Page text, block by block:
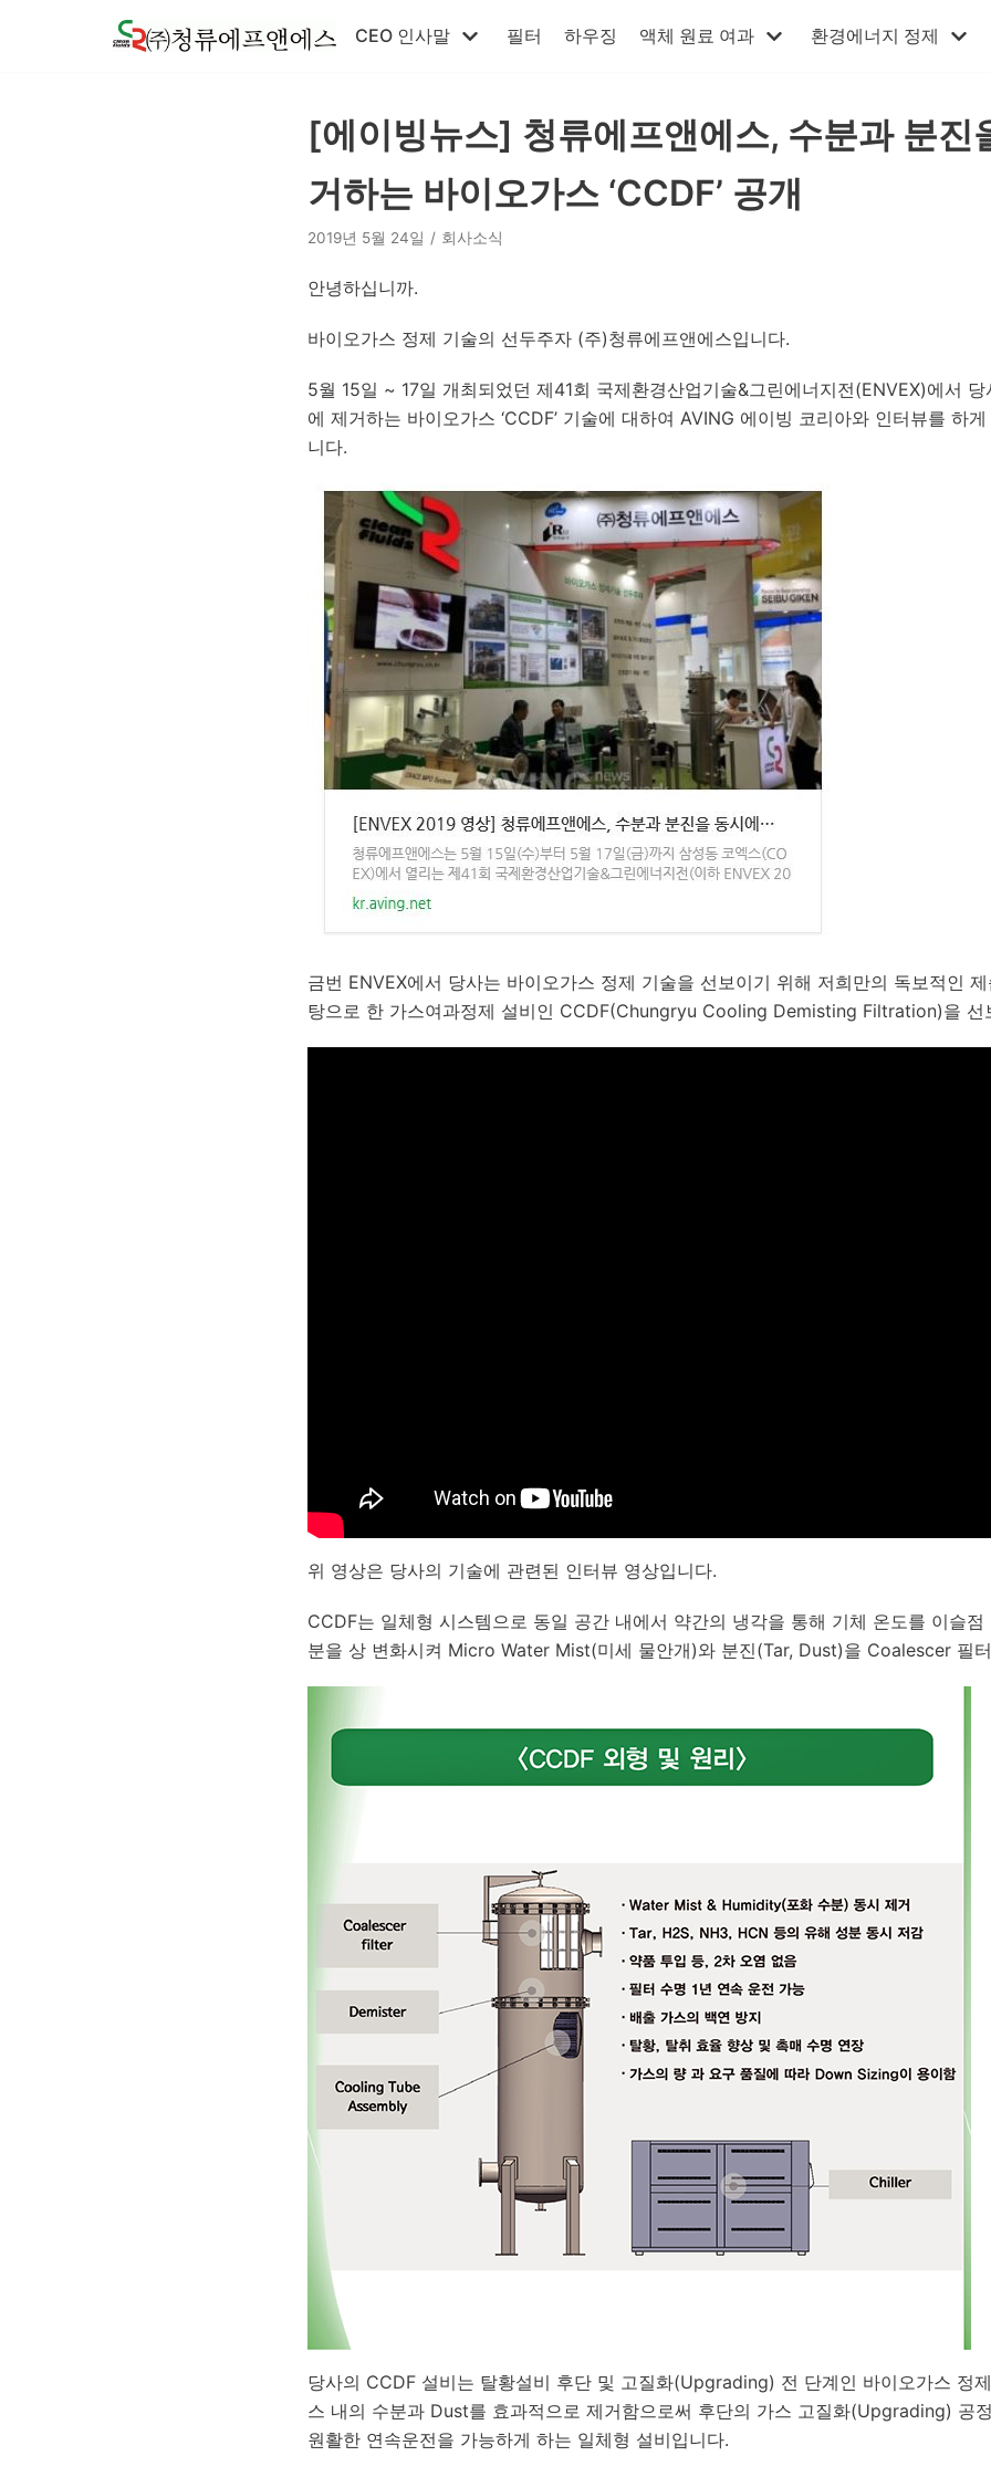
CEO 인사말 필터 하우징 액체 원료 여과 환경에너지 정제
[에이빙뉴스] 청류에프앤에스, 수분과 분진
거하는 바이오가스 ‘CCDF’ 공개
2019년 5월 24일 회사소식
안녕하십니까.
바이오가스 정제 기술의 선두주자 (주)청류에프앤에스입니다.
5월 15일 ~ 17일 개최되었던 제41회 국제환경산업기술&그린에너지전(ENVEX)에서
에 제거하는 바이오가스 ‘CCDF’ 기술에 대하여 AVING 에이빙 코리아와 인터뷰를 하
니다.
금번 ENVEX에서 당사는 바이오가스 정제 기술을 선보이기 위해 저희만의 독보적인
탕으로 한 가스여과정제 설비인 CCDF(Chungryu Cooling Demisting Filtration)을 선
위 영상은 당사의 기술에 관련된 인터뷰 영상입니다.
CCDF는 일체형 시스템으로 동일 공간 내에서 약간의 냉각을 통해 기체 온도를 이슬
분을 상 변화시켜 Micro Water Mist(미세 물안개)와 분진(Tar, Dust)을 Coalescer 필
당사의 CCDF 설비는 탈황설비 후단 및 고질화(Upgrading) 전 단계인 바이오가스 정
스 내의 수분과 Dust를 효과적으로 제거함으로써 후단의 가스 고질화(Upgrading) 공
원활한 연속운전을 가능하게 하는 일체형 설비입니다.